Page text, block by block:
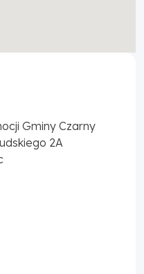
Gminy Czarny
2A